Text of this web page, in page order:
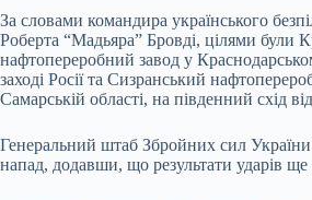
За словами командира українського
Роберта “Мадьяра” Бровді, цілями були
нафтопереробний завод у
заході Росії та Сизранський
Самарській області, на південний схід
Генеральний штаб Збройних сил України
напад, додавши, що результати ударів